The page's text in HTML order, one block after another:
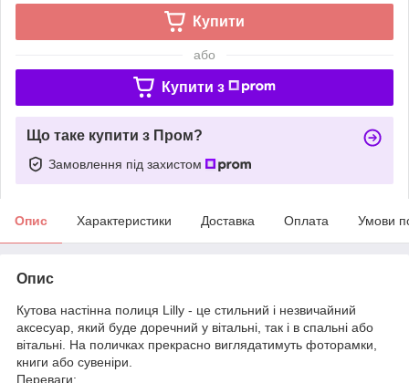
Купити
або
Купити з
Що таке купити з Пром?
Замовлення під захистом
Опис Характеристики Доставка Оплата Умови
Опис
Кутова настінна полиця Lilly - це стильний і незвичайний
аксесуар, який буде доречний у вітальні, так і в спальні або
вітальні. На поличках прекрасно виглядатимуть фоторамки,
книги або сувеніри.
Переваги: